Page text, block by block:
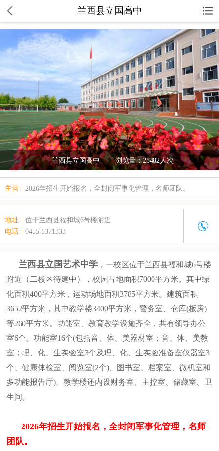
兰西县立国高中
兰西县立国高中 浏览量：28482人次
主营： 2026年招生开始报名，全封闭军事化管理，名师团队。
地址： 位于兰西县福和城6号楼附近
电话： 0455-5371333
兰西县立国艺术中学 ，一校区位于兰西县福和城6号楼
附近（二校区待建中），校园占地面积7000平方米。其中绿
化面积400平方米，运动场地面积3785平方米。建筑面积
3652平方米，其中教学楼3400平方米，警务室、仓库(板房)
等260平方米。功能室、教育教学设施齐全，共有领导办公
室6个。功能室16个(包括音、体、美器材室；音、体、美教
室；理、化、生实验室3个及理、化、生实验准备室仪器室3
个、健康体检室、阅览室(2个)、图书室、档案室、微机室和
多功能报告厅)。教学楼还内设财务室、主控室、储藏室、卫
生间。
2026年招生开始报名，全封闭军事化管理，名师
团队。